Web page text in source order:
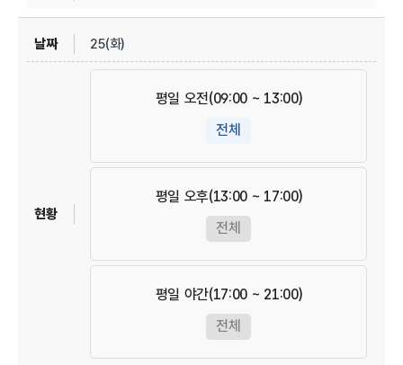
25(화)
평일 오전(09:00 ~ 13:00)
전체
평일 오후(13:00 ~ 17:00)
전체
평일 야간(17:00 ~ 21:00)
전체